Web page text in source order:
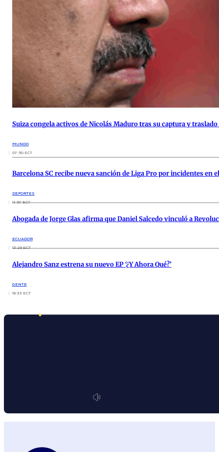
Suiza congela activos de Nicolás Maduro tras su captura y traslado
MUNDO
07:50 ECT
Barcelona SC recibe nueva sanción de Liga Pro por incidentes en
DEPORTES
11:57 ECT
Abogada de Jorge Glas afirma que Daniel Salcedo vinculó a
ECUADOR
13:29 ECT
Alejandro Sanz estrena su nuevo EP ‘¿Y Ahora Qué?’
GENTE
18:33 ECT